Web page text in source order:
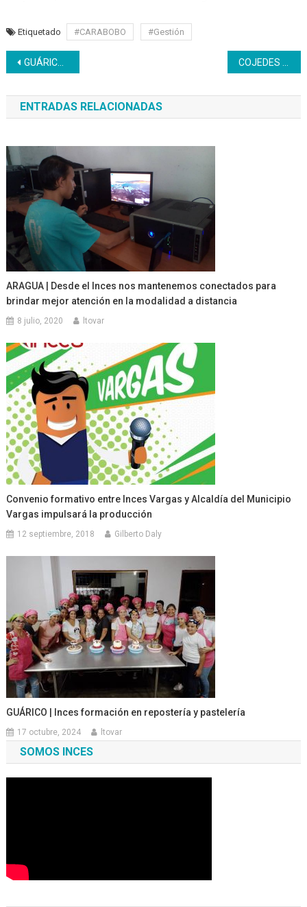
Etiquetado #CARABOBO #Gestión
Navegación
de
entradas
GUÁRICO | Inces participa en la “Expo Educación Productiva Guariqueña y Muestras de Convites»
ENTRADAS RELACIONADAS
ARAGUA | Desde el Inces nos mantenemos conectados para
brindar mejor atención en la modalidad a distancia
8 julio, 2020 ltovar
Convenio formativo entre Inces Vargas y Alcaldía del Municipio
Vargas impulsará la producción
12 septiembre, 2018 Gilberto Daly
GUÁRICO | Inces formación en repostería y pastelería
17 octubre, 2024 ltovar
SOMOS INCES